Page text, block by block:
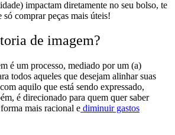
impactam diretamente no seu bolso, te
só comprar peças mais úteis!
de imagem?
é um processo, mediado por um (a)
todos aqueles que desejam alinhar suas
aquilo que está sendo expressado,
é direcionado para quem quersaber
mais racional e diminuir gastos